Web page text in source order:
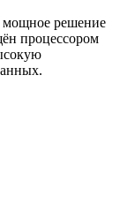
решение
процессором